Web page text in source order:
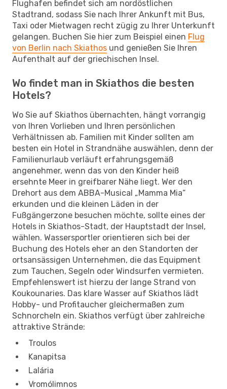
Flughafen befindet sich am nordöstlichen
Stadtrand, sodass Sie nach Ihrer Ankunft mit Bus,
Taxi oder Mietwagen recht zügig zu Ihrer Unterkunft
gelangen. Buchen Sie hier zum Beispiel einen Flug
von Berlin nach Skiathos und genießen Sie Ihren
Aufenthalt auf der griechischen Insel.
Wo findet man in Skiathos die besten
Hotels?
Wo Sie auf Skiathos übernachten, hängt vorrangig
von Ihren Vorlieben und Ihren persönlichen
Verhältnissen ab. Familien mit Kinder sollten am
besten ein Hotel in Strandnähe auswählen, denn der
Familienurlaub verläuft erfahrungsgemäß
angenehmer, wenn das von den Kinder heiß
ersehnte Meer in greifbarer Nähe liegt. Wer den
Drehort aus dem ABBA-Musical „Mamma Mia“
erkunden und die kleinen Läden in der
Fußgängerzone besuchen möchte, sollte eines der
Hotels in Skiathos-Stadt, der Hauptstadt der Insel,
wählen. Wassersportler orientieren sich bei der
Buchung des Hotels eher an den Standorten der
ortsansässigen Unternehmen, die das Equipment
zum Tauchen, Segeln oder Windsurfen vermieten.
Empfehlenswert ist hierzu der lange Strand von
Koukounaries. Das klare Wasser auf Skiathos lädt
Hobby- und Profitaucher gleichermaßen zum
Schnorcheln ein. Skiathos verfügt über zahlreiche
attraktive Strände:
Troulos
Kanapitsa
Lalária
Vromólimnos